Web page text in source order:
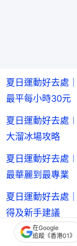
夏日運動好去處
最平每小時30元
夏日運動好去處
大溜冰場攻略
夏日運動好去處
最華麗到最專業
夏日運動好去處
得及新手建議
夏日運動好去
在Google
追蹤《香港01》